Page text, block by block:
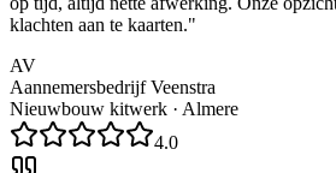
klachten aan te kaarten."
AV
Aannemersbedrijf Veenstra
Nieuwbouw kitwerk · Almere
4.0